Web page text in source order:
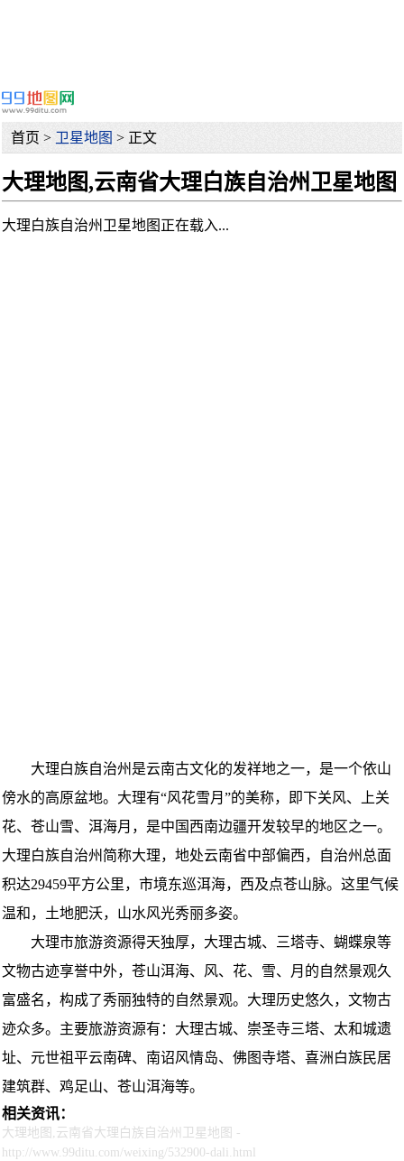
首页 > 卫星地图 > 正文
大理地图,云南省大理白族自治州卫星地图
大理白族自治州卫星地图正在载入...
大理白族自治州是云南古文化的发祥地之一，是一个依山
傍水的高原盆地。大理有“风花雪月”的美称，即下关风、上关
花、苍山雪、洱海月，是中国西南边疆开发较早的地区之一。
大理白族自治州简称大理，地处云南省中部偏西，自治州总面
积达29459平方公里，市境东巡洱海，西及点苍山脉。这里气候
温和，土地肥沃，山水风光秀丽多姿。
大理市旅游资源得天独厚，大理古城、三塔寺、蝴蝶泉等
文物古迹享誉中外，苍山洱海、风、花、雪、月的自然景观久
富盛名，构成了秀丽独特的自然景观。大理历史悠久，文物古
迹众多。主要旅游资源有：大理古城、崇圣寺三塔、太和城遗
址、元世祖平云南碑、南诏风情岛、佛图寺塔、喜洲白族民居
建筑群、鸡足山、苍山洱海等。
相关资讯：
大理地图,云南省大理白族自治州卫星地图 -
http://www.99ditu.com/weixing/532900-dali.html